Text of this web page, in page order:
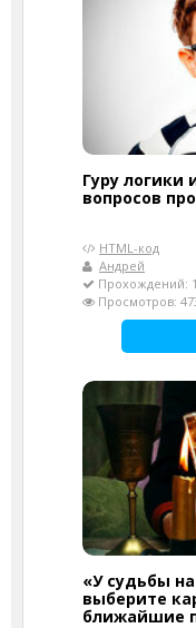
Гуру логики
вопросов
HTML-код
Андрей
Прохождений:
Просмотров:
«У судьбы
выберите
ближайшие